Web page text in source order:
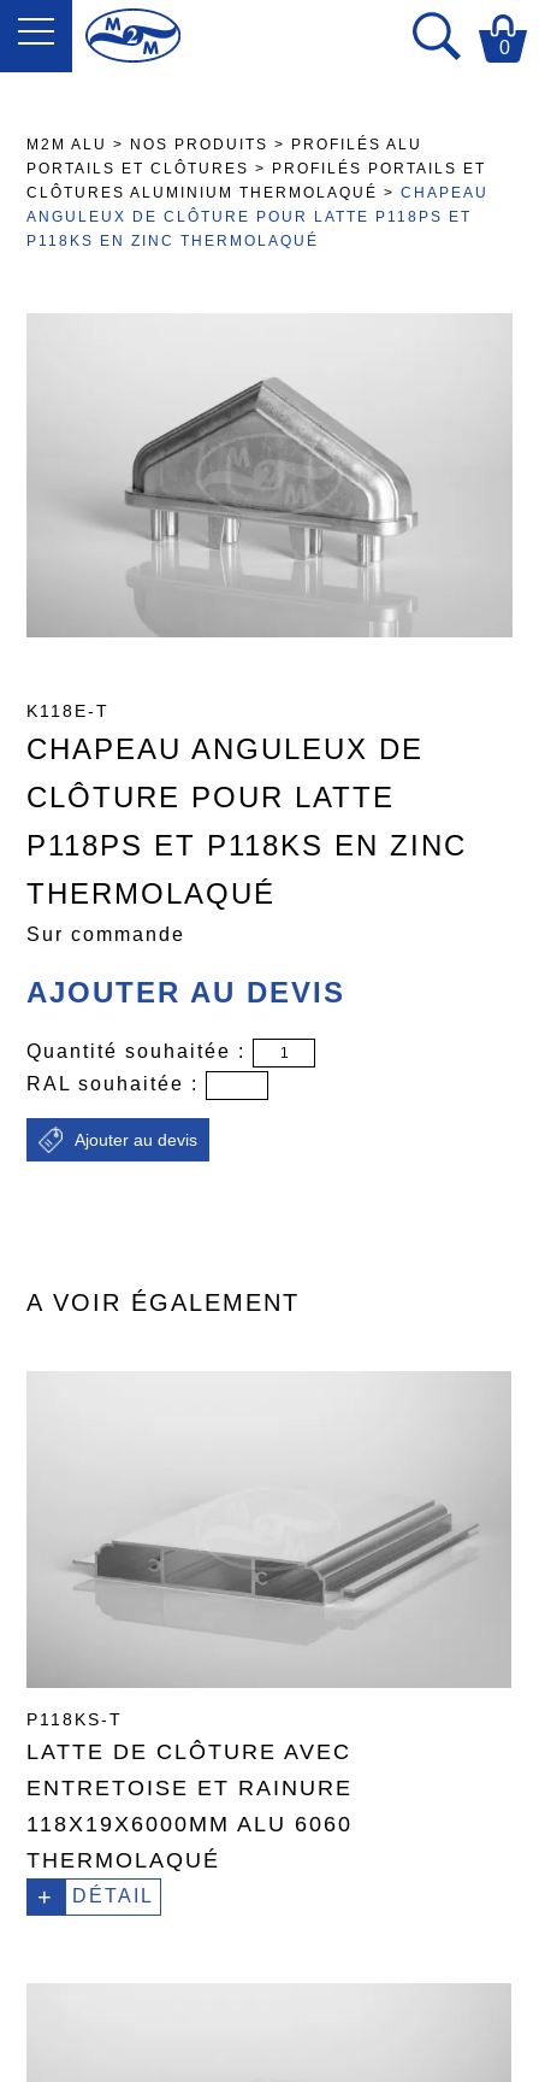
0
M2M ALU > NOS PRODUITS >
PROFILÉS ALU
PORTAILS ET CLÔTURES>
PROFILÉS PORTAILS ET
CLÔTURES ALUMINIUM THERMOLAQUÉ >CHAPEAU
ANGULEUX DE CLÔTURE POUR LATTE P118PS ET
P118KS EN ZINC THERMOLAQUÉ
K118E-T
CHAPEAU ANGULEUX DE
CLÔTURE POUR LATTE
P118PS ET P118KS EN ZINC
THERMOLAQUÉ
Sur commande
AJOUTER AU DEVIS
Quantité souhaitée :
RAL souhaitée :
A VOIR ÉGALEMENT
P118KS-T
LATTE DE CLÔTURE AVEC
ENTRETOISE ET RAINURE
118X19X6000MM ALU 6060
THERMOLAQUÉ
+ DÉTAIL